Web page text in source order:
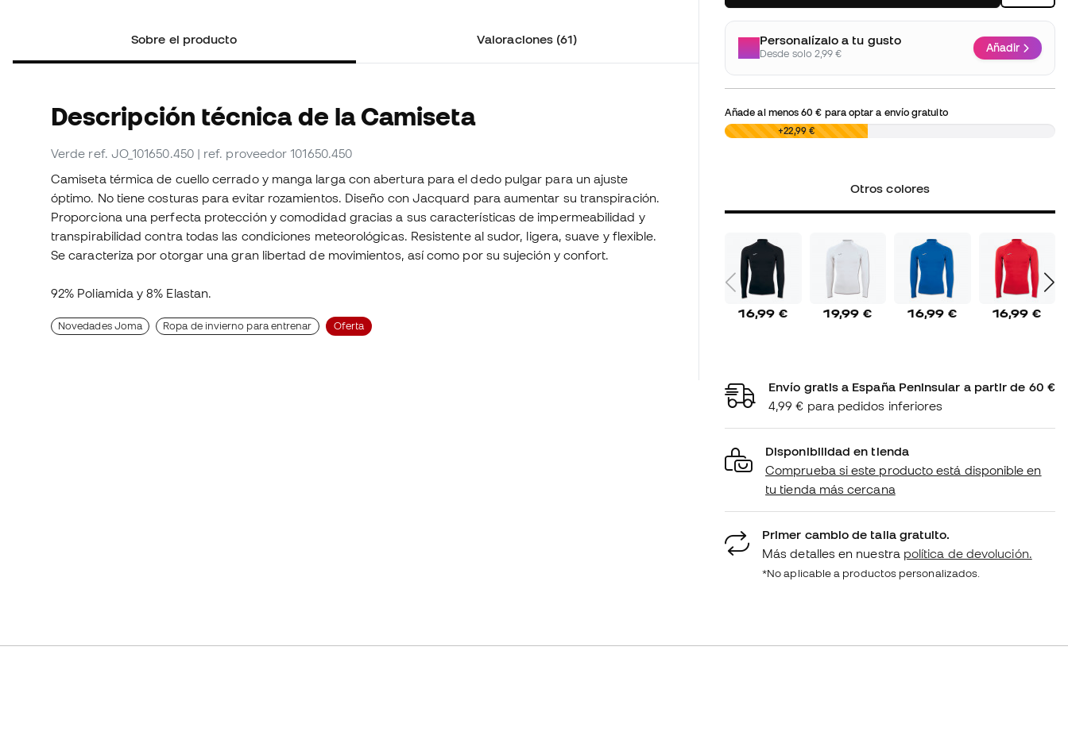
Sobre el producto Valoraciones (61)
Descripción técnica de la Camiseta
Verde ref. JO_101650.450 | ref. proveedor 101650.450
Camiseta térmica de cuello cerrado y manga larga con abertura para el dedo pulgar para un ajuste
óptimo. No tiene costuras para evitar rozamientos. Diseño con Jacquard para aumentar su transpiración.
Proporciona una perfecta protección y comodidad gracias a sus características de impermeabilidad y
transpirabilidad contra todas las condiciones meteorológicas. Resistente al sudor, ligera, suave y flexible.
Se caracteriza por otorgar una gran libertad de movimientos, así como por su sujeción y confort.
92% Poliamida y 8% Elastan.
Novedades Joma Ropa de invierno para entrenar Oferta
Personalízalo a tu gusto
Desde solo 2,99 € Añadir
Añade al menos60 € para optar a envío gratuito
0,00 € +22,99 €
Otros colores
16,99 € 19,99 € 16,99 € 16,99 €
Envío gratis a España Peninsular a partir de 60 €
4,99 € para pedidos inferiores
Disponibilidad en tienda
Comprueba si este producto está disponible en
tu tienda más cercana
Primer cambio de talla gratuito.
Más detalles en nuestra política de devolución.
*No aplicable a productos personalizados.